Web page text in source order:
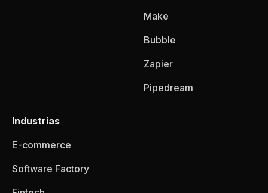
Make
Bubble
Zapier
Pipedream
Industrias
E-commerce
Software Factory